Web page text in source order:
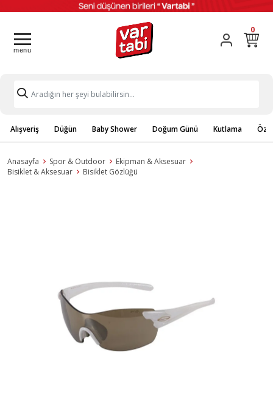
0
Alışveriş Düğün Baby Shower Doğum Günü Kutlama
Anasayfa Spor & Outdoor
Ekipman & Aksesuar
Bisiklet & Aksesuar
Bisiklet Gözlüğü